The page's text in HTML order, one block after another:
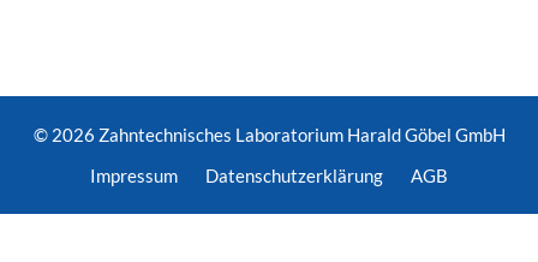
© 2026 Zahntechnisches Laboratorium Harald Göbel GmbH
Impressum
Datenschutz­erklärung AGB